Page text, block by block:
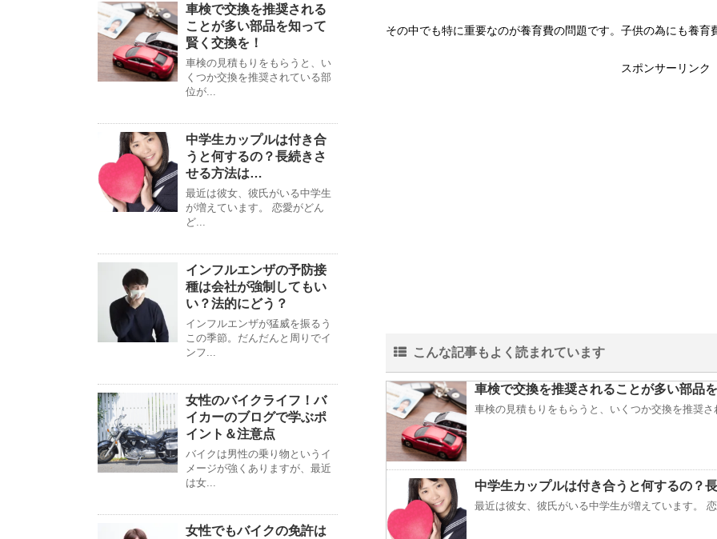
その中でも特に重要なのが養育費の問題です。子供の為にも養育
スポンサーリンク
こんな記事もよく読まれています
車検で交換を推奨されることが多い部品
車検の見積もりをもらうと、いくつか交換を推奨
中学生カップルは付き合うと何するの？
最近は彼女、彼氏がいる中学生が増えています。
車検で交換を推奨される
ことが多い部品を知って
賢く交換を！
車検の見積もりをもらうと、い
くつか交換を推奨されている部
位が...
中学生カップルは付き合
うと何するの？長続きさ
せる方法は…
最近は彼女、彼氏がいる中学生
が増えています。 恋愛がどん
ど...
インフルエンザの予防接
種は会社が強制してもい
い？法的にどう？
インフルエンザが猛威を振るう
この季節。だんだんと周りでイ
ンフ...
女性のバイクライフ！バ
イカーのブログで学ぶポ
イント＆注意点
バイクは男性の乗り物というイ
メージが強くありますが、最近
は女...
女性でもバイクの免許は